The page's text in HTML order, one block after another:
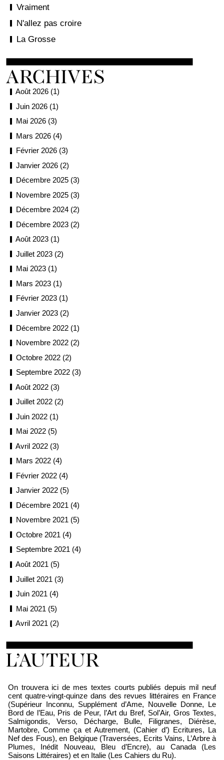
Vraiment
N'allez pas croire
La Grosse
Août 2026 (1)
Juin 2026 (1)
Mai 2026 (3)
Mars 2026 (4)
Février 2026 (3)
Janvier 2026 (2)
Décembre 2025 (3)
Novembre 2025 (3)
Décembre 2024 (2)
Décembre 2023 (2)
Août 2023 (1)
Juillet 2023 (2)
Mai 2023 (1)
Mars 2023 (1)
Février 2023 (1)
Janvier 2023 (2)
Décembre 2022 (1)
Novembre 2022 (2)
Octobre 2022 (2)
Septembre 2022 (3)
Août 2022 (3)
Juillet 2022 (2)
Juin 2022 (1)
Mai 2022 (5)
Avril 2022 (3)
Mars 2022 (4)
Février 2022 (4)
Janvier 2022 (5)
Décembre 2021 (4)
Novembre 2021 (5)
Octobre 2021 (4)
Septembre 2021 (4)
Août 2021 (5)
Juillet 2021 (3)
Juin 2021 (4)
Mai 2021 (5)
Avril 2021 (2)
On trouvera ici de mes textes courts publiés depuis mil neuf
cent quatre-vingt-quinze dans des revues littéraires en France
(Supérieur Inconnu, Supplément d’Ame, Nouvelle Donne, Le
Bord de l’Eau, Pris de Peur, l’Art du Bref, Sol’Air, Gros Textes,
Salmigondis, Verso, Décharge, Bulle, Filigranes, Diérèse,
Martobre, Comme ça et Autrement, (Cahier d’) Ecritures, La
Nef des Fous), en Belgique (Traversées, Ecrits Vains, L’Arbre à
Plumes, Inédit Nouveau, Bleu d’Encre), au Canada (Les
Saisons Littéraires) et en Italie (Les Cahiers du Ru).